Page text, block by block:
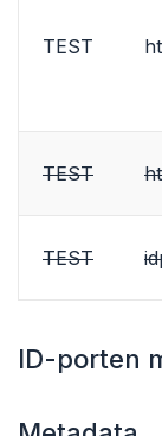
TEST
TEST
TEST
ID-porten